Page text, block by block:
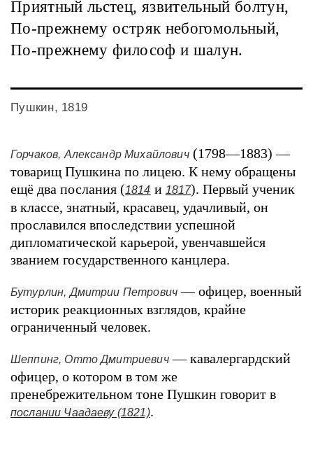
Приятный льстец, язвительный болтун,
По-прежнему остряк небогомольный,
По-прежнему философ и шалун.
Пушкин, 1819
Горчаков, Александр Михайлович(1798—1883) —
товарищ Пушкина по лицею. К нему обращены
ещё два послания (1814 и 1817). Первый ученик
в классе, знатный, красавец, удачливый, он
прославился впоследствии успешной
дипломатической карьерой, увенчавшейся
званием государственного канцлера.
Бутурлин, Дмитрии Петрович — офицер, военный
историк реакционных взглядов, крайне
ограниченный человек.
Шеппинг, Отто Дмитриевич— кавалергардский
офицер, о котором в том же
пренебрежительном тоне Пушкин говорит в
послании Чаадаеву (1821).